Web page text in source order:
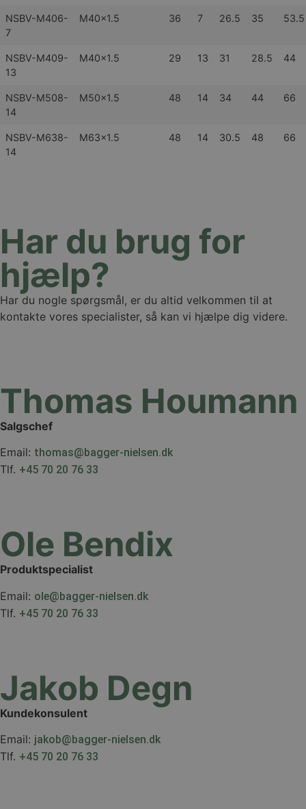
NSBV-M406-
7
M40x1.5 36 7 26.5 35 53.5
NSBV-M409-
13
M40x1.5 29 13 31 28.5 44
NSBV-M508-
14
M50x1.5 48 14 34 44 66
NSBV-M638-
14
M63x1.5 48 14 30.5 48 66
Har du brug for
hjælp?
Har du nogle spørgsmål, er du altid velkommen til at
kontakte vores specialister, så kan vi hjælpe dig videre.
Thomas Houmann
Salgschef
Email: thomas@bagger-nielsen.dk
Tlf. +45 70 20 76 33
Ole Bendix
Produktspecialist
Email: ole@bagger-nielsen.dk
Tlf. +45 70 20 76 33
Jakob Degn
Kundekonsulent
Email: jakob@bagger-nielsen.dk
Tlf. +45 70 20 76 33